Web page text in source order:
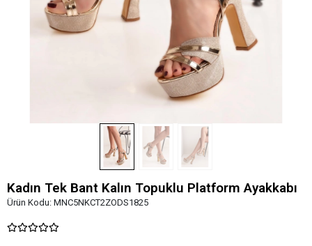
Kadın Tek Bant Kalın Topuklu Platform Ayakkabı
Ürün Kodu: MNC5NKCT2ZODS1825